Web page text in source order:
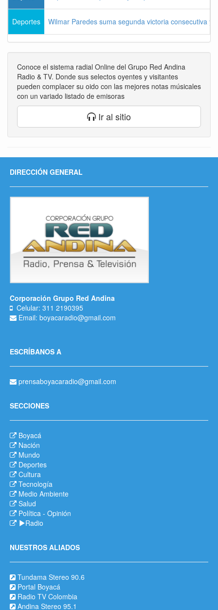
Deportes Wilmar Paredes suma segunda victoria consecutiva y
Conoce el sistema radial Online del Grupo Red Andina
Radio & TV. Donde sus selectos oyentes y visitantes
pueden complacer su oido con las mejores notas músicales
con un variado listado de emisoras
Ir al sitio
DIRECCIÓN GENERAL
Corporación Grupo Red Andina
Celular: 311 2190395
Email: boyacaradio@gmail.com
ESCRÍBANOS A
prensaboyacaradio@gmail.com
SECCIONES
Boyacá
Nación
Mundo
Deportes
Cultura
Tecnología
Medio Ambiente
Salud
Política - Opinión
Radio
NUESTROS ALIADOS
Tundama Stereo 90.6
Portal Boyacá
Radio TV Colombia
Andina Stereo 95.1